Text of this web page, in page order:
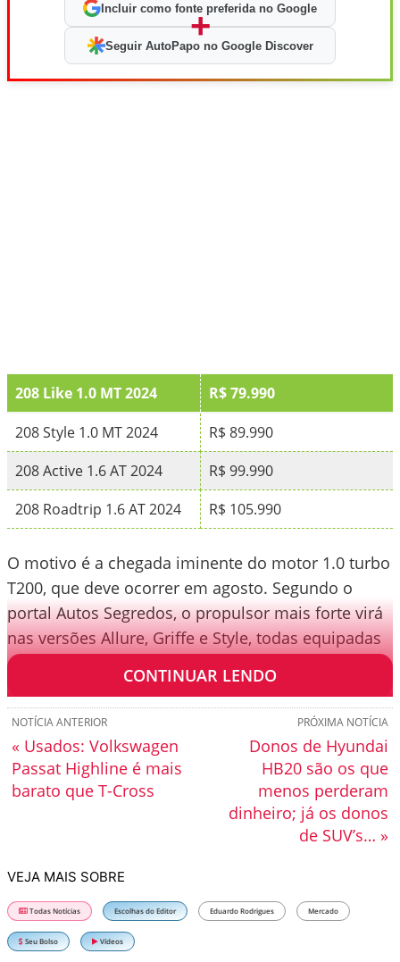
Incluir como fonte preferida no Google
+
Seguir AutoPapo no Google Discover
208 Like 1.0 MT 2024
R$ 79.990
208 Style 1.0 MT 2024
R$ 89.990
208 Active 1.6 AT 2024
R$ 99.990
208 Roadtrip 1.6 AT 2024
R$ 105.990
O motivo é a chegada iminente do motor 1.0 turbo
T200, que deve ocorrer em agosto. Segundo o
portal Autos Segredos, o propulsor mais forte virá
nas versões Allure, Griffe e Style, todas equipadas
com câmbio CVT.
CONTINUAR LENDO
PRÓXIMA NOTÍCIA
Donos de Hyundai
HB20 são os que
menos perderam
dinheiro; já os donos
de SUV’s… »
NOTÍCIA ANTERIOR
« Usados: Volkswagen
Passat Highline é mais
barato que T-Cross
VEJA MAIS SOBRE
Todas Notícias Escolhas do Editor Eduardo Rodrigues Mercado
Seu Bolso Vídeos